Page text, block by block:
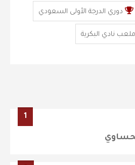
دوري الدرجة الأولى السعودي
ملعب نادي البكرية
1